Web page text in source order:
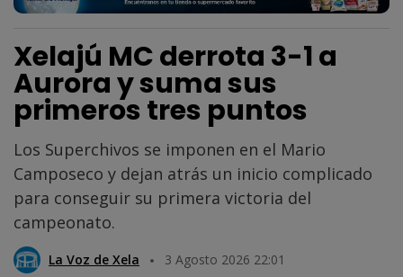
Xelajú MC derrota 3-1 a
Aurora y suma sus
primeros tres puntos
Los Superchivos se imponen en el Mario
Camposeco y dejan atrás un inicio complicado
para conseguir su primera victoria del
campeonato.
La Voz de Xela 3 Agosto 2026 22:01